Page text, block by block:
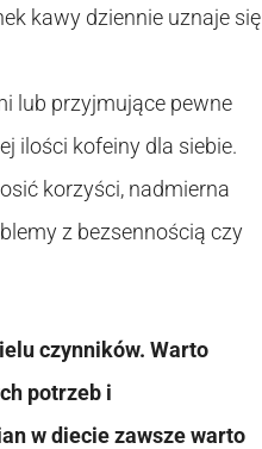
kawy dziennie uznaje się
lub przyjmujące pewne
ilości kofeiny dla siebie.
korzyści, nadmierna
z bezsennością czy
czynników. Warto
potrzeb i
w diecie zawsze warto